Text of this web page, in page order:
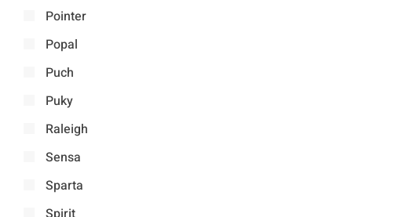
Pointer
Popal
Puch
Puky
Raleigh
Sensa
Sparta